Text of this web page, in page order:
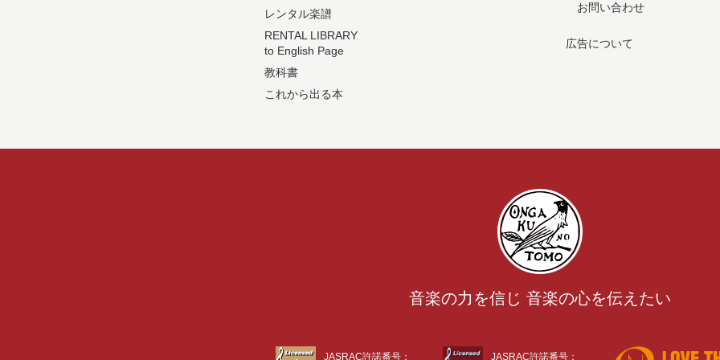
レンタル楽譜
RENTAL LIBRARY
to English Page
教科書
これから出る本
お問い合わせ
広告について
音楽の力を信じ 音楽の心を伝えたい
JASRAC許諾番号： JASRAC許諾番号：